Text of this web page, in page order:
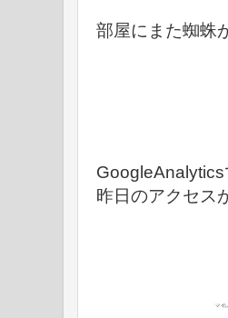
部屋にまた蜘蛛
昨日のアクセス